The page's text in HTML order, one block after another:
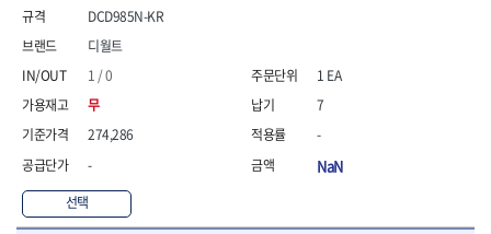
- 옵셋렌치
- 공구함세트
- 콤비네이션렌치
- 양구스패너
- 라쳇콤비네이션렌치
- 라쳇옵셋렌치
- 플레어너트렌치
- 양구스패너세트
- 옵셋렌치세트
디월트
1 / 0
무
274,286
-
선택
DCD985N-KR
1 EA
7
-
NaN